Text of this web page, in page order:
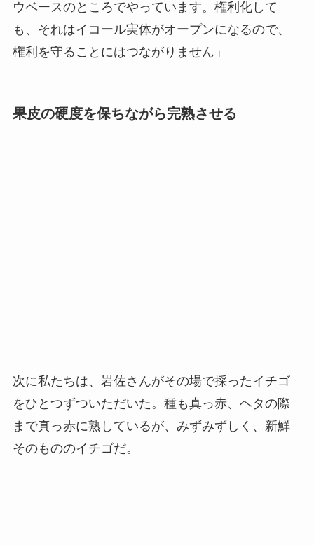
ウベースのところでやっています。権利化して
も、それはイコール実体がオープンになるので、
権利を守ることにはつながりません」
果皮の硬度を保ちながら完熟させる
次に私たちは、岩佐さんがその場で採ったイチゴ
をひとつずついただいた。種も真っ赤、ヘタの際
まで真っ赤に熟しているが、みずみずしく、新鮮
そのもののイチゴだ。